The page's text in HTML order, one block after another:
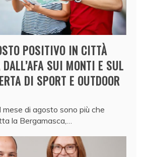
POSITIVO IN CITTÀ
SUI MONTI E SUL
DI SPORT E OUTDOOR
mese di agosto sono più che
la Bergamasca,…